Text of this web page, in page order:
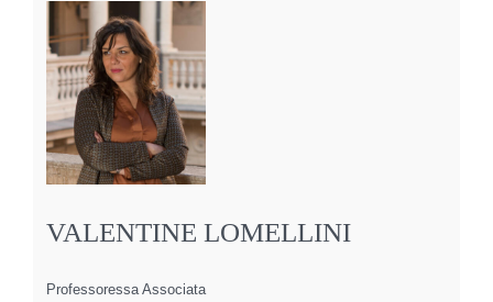
VALENTINE LOMELLINI
Professoressa Associata